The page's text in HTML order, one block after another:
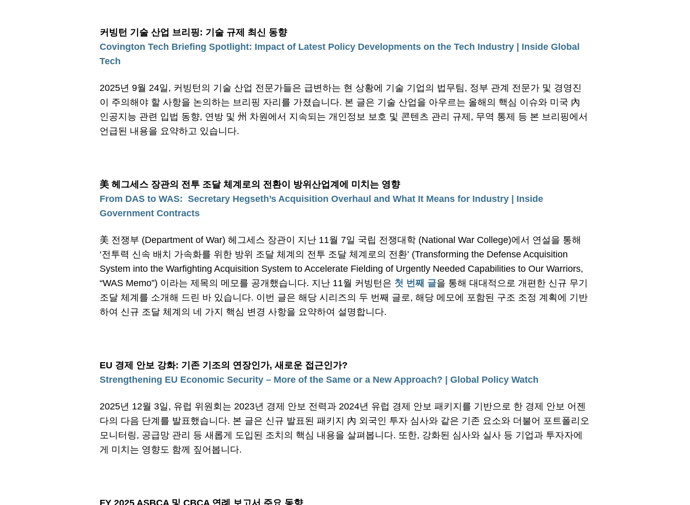
커빙턴 기술 산업 브리핑: 기술 규제 최신 동향
Covington Tech Briefing Spotlight: Impact of Latest Policy Developments on the Tech Industry | Inside Global
Tech
2025년 9월 24일, 커빙턴의 기술 산업 전문가들은 급변하는 현 상황에 기술 기업의 법무팀, 정부 관계 전문가 및 경영진
이 주의해야 할 사항을 논의하는 브리핑 자리를 가졌습니다. 본 글은 기술 산업을 아우르는 올해의 핵심 이슈와 미국 內
인공지능 관련 입법 동향, 연방 및 州 차원에서 지속되는 개인정보 보호 및 콘텐츠 관리 규제, 무역 통제 등 본 브리핑에서
언급된 내용을 요약하고 있습니다.
美 헤그세스 장관의 전투 조달 체계로의 전환이 방위산업계에 미치는 영향
From DAS to WAS: Secretary Hegseth’s Acquisition Overhaul and What It Means for Industry | Inside
Government Contracts
美 전쟁부 (Department of War) 헤그세스 장관이 지난 11월 7일 국립 전쟁대학 (National War College)에서 연설을 통해
‘전투력 신속 배치 가속화를 위한 방위 조달 체계의 전투 조달 체계로의 전환’ (Transforming the Defense Acquisition
System into the Warfighting Acquisition System to Accelerate Fielding of Urgently Needed Capabilities to Our Warriors,
“WAS Memo”) 이라는 제목의 메모를 공개했습니다. 지난 11월 커빙턴은 첫 번째 글을 통해 대대적으로 개편한 신규 무기
조달 체계를 소개해 드린 바 있습니다. 이번 글은 해당 시리즈의 두 번째 글로, 해당 메모에 포함된 구조 조정 계획에 기반
하여 신규 조달 체계의 네 가지 핵심 변경 사항을 요약하여 설명합니다.
EU 경제 안보 강화: 기존 기조의 연장인가, 새로운 접근인가?
Strengthening EU Economic Security – More of the Same or a New Approach?
| Global Policy Watch
2025년 12월 3일, 유럽 위원회는 2023년 경제 안보 전력과 2024년 유럽 경제 안보 패키지를 기반으로 한 경제 안보 어젠
다의 다음 단계를 발표했습니다. 본 글은 신규 발표된 패키지 內 외국인 투자 심사와 같은 기존 요소와 더불어 포트폴리오
모니터링, 공급망 관리 등 새롭게 도입된 조치의 핵심 내용을 살펴봅니다. 또한, 강화된 심사와 실사 등 기업과 투자자에
게 미치는 영향도 함께 짚어봅니다.
FY 2025 ASBCA 및 CBCA 연례 보고서 주요 동향